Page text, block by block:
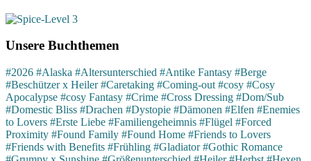
Unsere Buchthemen
#2026 #Alaska #Altersunterschied #Antike Fantasy #Berge
#Beschützer x Heiler #Caretaking #Coming-out #cosy #Cosy
Apocalypse #cosy Fantasy #Crime #Cross Dressing #Dom/Sub
#Domestic Bliss #Drachen #Dystopie #Dämonen #Elfen #Enemies
to Lovers #Erste Liebe #Familiengeheimnis #Flügel #Forced
Proximity #Found Family #Found Home #Friends to Lovers
#Friends with Benefits #Frühling #Gladiator #Gothic Romance